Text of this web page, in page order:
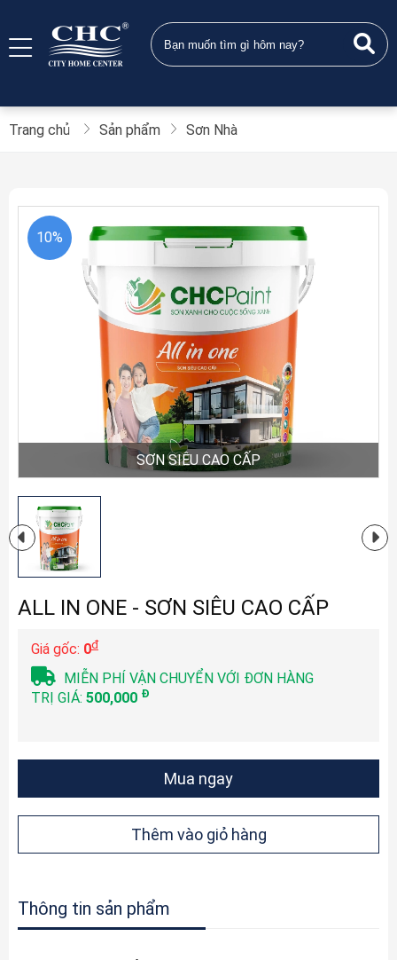
Trang chủ Sản phẩm Sơn Nhà
10%
SƠN SIÊU CAO CẤP
ALL IN ONE - SƠN SIÊU CAO CẤP
Giá gốc: 0đ
MIỄN PHÍ VẬN CHUYỂN VỚI ĐƠN HÀNG
TRỊ GIÁ: 500,000 Đ
Mua ngay
Thêm vào giỏ hàng
Thông tin sản phẩm